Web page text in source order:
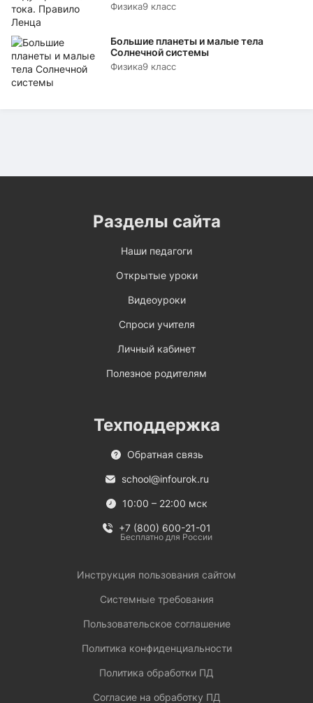
Физика9 класс
Большие планеты и малые тела
Солнечной системы
Физика9 класс
Разделы сайта
Наши педагоги
Открытые уроки
Видеоуроки
Спроси учителя
Личный кабинет
Полезное родителям
Техподдержка
Обратная связь
school@infourok.ru
10:00 – 22:00 мск
+7 (800) 600-21-01
Бесплатно для России
Инструкция пользования сайтом
Системные требования
Пользовательское соглашение
Политика конфиденциальности
Политика обработки ПД
Согласие на обработку ПД